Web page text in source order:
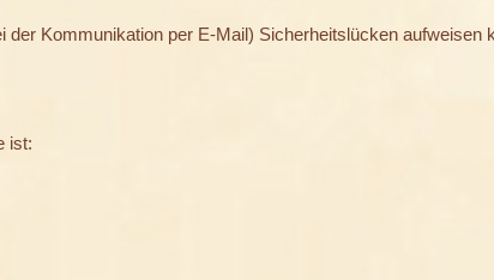
Kommunikation per E-Mail) Sicherheitslücken aufweisen
ist: